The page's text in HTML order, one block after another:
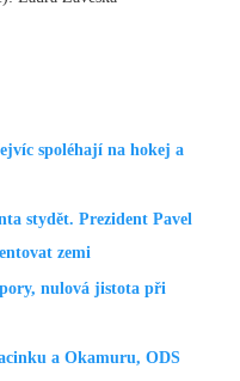
spoléhají na hokej a
stydět. Prezident Pavel
zemi
nulová jistota při
a Okamuru, ODS